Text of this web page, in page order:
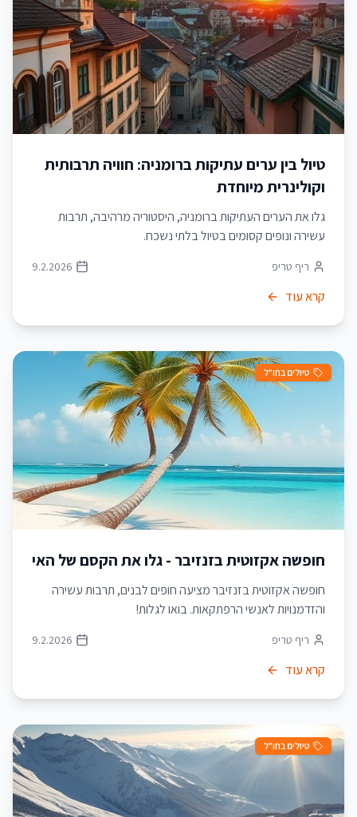
טיול בין ערים עתיקות ברומניה: חוויה תרבותית
וקולינרית מיוחדת
גלו את הערים העתיקות ברומניה, היסטוריה מרהיבה, תרבות
עשירה ונופים קסומים בטיול בלתי נשכח.
ריף טריפ 9.2.2026
קרא עוד
טיולים בחו"ל
חופשה אקזוטית בזנזיבר - גלו את הקסם של האי
חופשה אקזוטית בזנזיבר מציעה חופים לבנים, תרבות עשירה
והזדמנויות לאנשי הרפתקאות. בואו לגלות!
ריף טריפ 9.2.2026
קרא עוד
טיולים בחו"ל